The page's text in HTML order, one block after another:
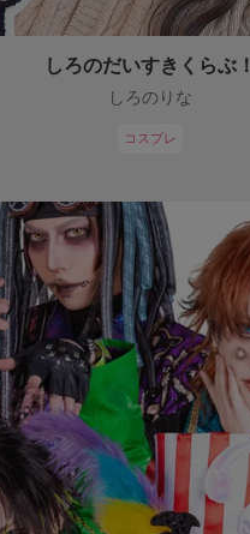
しろのだいすきくらぶ！
しろのりな
コスプレ